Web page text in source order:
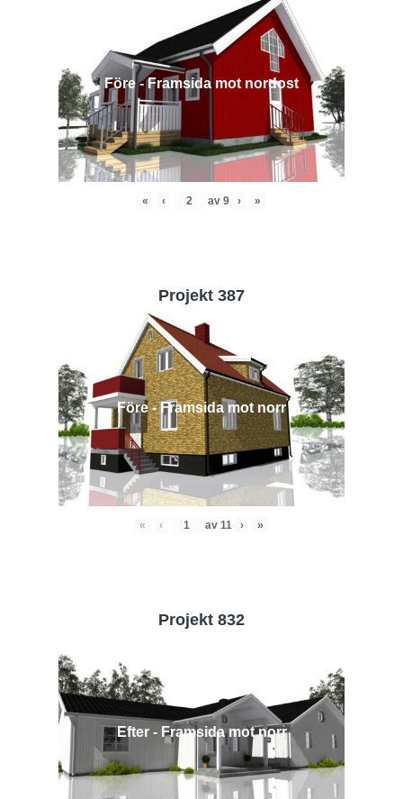
Före - Framsida mot nordost
« ‹ av 9 › »
Projekt 387
Före - Framsida mot norr
« ‹ av 11 › »
Projekt 832
Efter - Framsida mot norr